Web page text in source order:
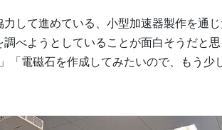
して進めている、小型加速器製作を通
べようとしていることが面白そうだと
「電磁石を作成してみたいので、もう